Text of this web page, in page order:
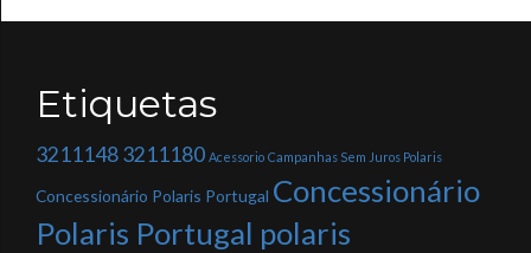
Etiquetas
32111483211180 Acessorio Campanhas Sem Juros Polaris
Concessionário Polaris Portugal Concessionário
Polaris Portugal polaris